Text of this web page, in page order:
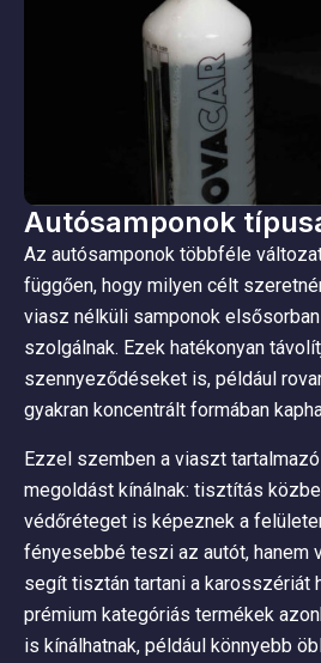
Autósamponok
Az autósamponok többféle
függően, hogy milyen célt
viasz nélküli samponok
szolgálnak. Ezek hatékonyan
szennyeződéseket is, például
gyakran koncentrált formában
Ezzel szemben a viaszt
megoldást kínálnak: tisztítás
védőréteget is képeznek a
fényesebbé teszi az autót, hanem
segít tisztán tartani a karosszériát
prémium kategóriás termékek
is kínálhatnak, például könnyebb